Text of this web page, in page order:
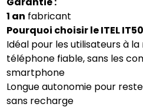
1 an fabricant
Pourquoi choisir le ITEL
Idéal pour les utilisateurs à
téléphone fiable, sans les
smartphone
Longue autonomie pour
sans recharge